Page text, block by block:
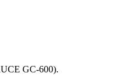
GC-600).